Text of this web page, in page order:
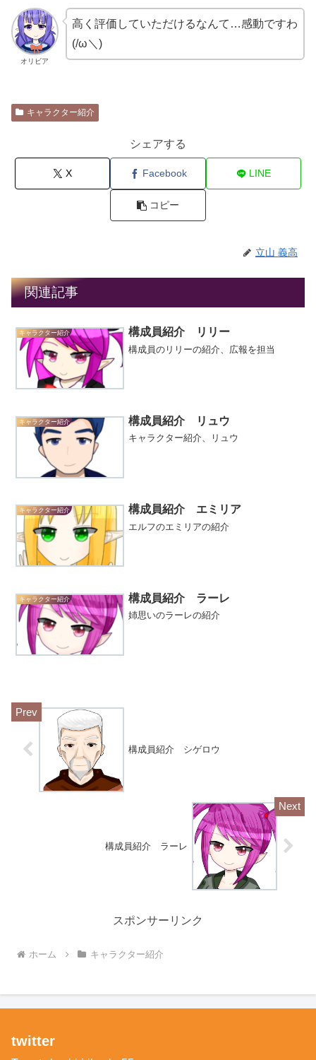
オリビア
高く評価していただけるなんて…感動ですわ
(/ω＼)
キャラクター紹介
シェアする
X Facebook LINE
コピー
立山 義高
関連記事
キャラクター紹介 構成員紹介 リリー
構成員のリリーの紹介、広報を担当
キャラクター紹介 構成員紹介 リュウ
キャラクター紹介、リュウ
キャラクター紹介 構成員紹介 エミリア
エルフのエミリアの紹介
キャラクター紹介 構成員紹介 ラーレ
姉思いのラーレの紹介
構成員紹介 シゲロウ
構成員紹介 ラーレ
スポンサーリンク
ホーム キャラクター紹介
twitter